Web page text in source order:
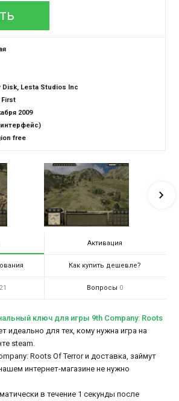
Disk, Lesta Studios Inc
First
2009
free
Активация
Как купить дешевле?
Вопросы 0
ключ для игры 9th Company: Roots
идеально для тех, кому нужна игра на
steam.
Roots Of Terror и доставка, займут
интернет-магазине не нужно
в течение 1 секунды после